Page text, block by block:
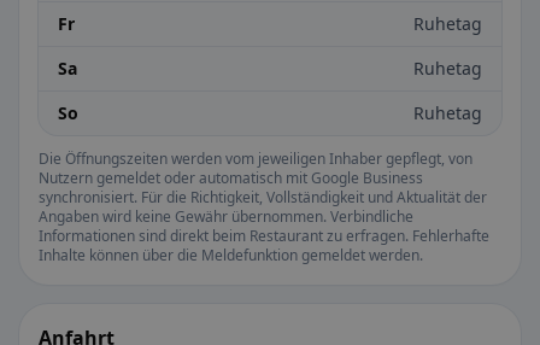
Fr
Ruhetag
Sa
Ruhetag
So
Ruhetag
Die Öffnungszeiten werden vom jeweiligen Inhaber gepflegt, von
Nutzern gemeldet oder automatisch mit Google Business
synchronisiert. Für die Richtigkeit, Vollständigkeit und Aktualität der
Angaben wird keine Gewähr übernommen. Verbindliche
Informationen sind direkt beim Restaurant zu erfragen. Fehlerhafte
Inhalte können über die Meldefunktion gemeldet werden.
Anfahrt